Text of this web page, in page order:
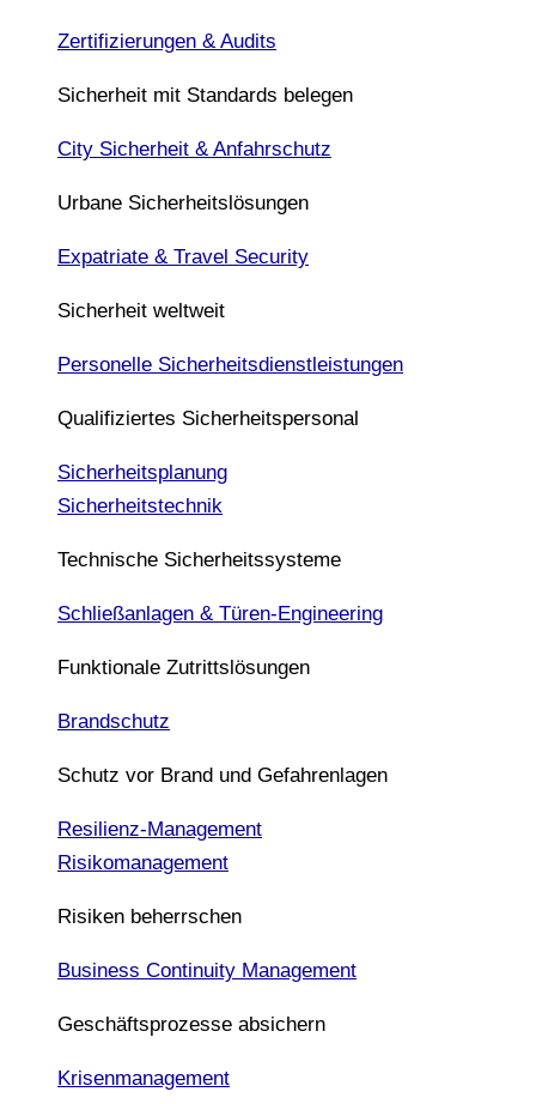
Zertifizierungen & Audits
Sicherheit mit Standards belegen
City Sicherheit & Anfahrschutz
Urbane Sicherheitslösungen
Expatriate & Travel Security
Sicherheit weltweit
Personelle Sicherheitsdienstleistungen
Qualifiziertes Sicherheitspersonal
Sicherheitsplanung
Sicherheitstechnik
Technische Sicherheitssysteme
Schließanlagen & Türen-Engineering
Funktionale Zutrittslösungen
Brandschutz
Schutz vor Brand und Gefahrenlagen
Resilienz-Management
Risikomanagement
Risiken beherrschen
Business Continuity Management
Geschäftsprozesse absichern
Krisenmanagement